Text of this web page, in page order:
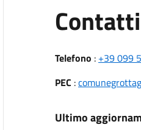
Contatti
Telefono : +39 099
PEC :
Ultimo